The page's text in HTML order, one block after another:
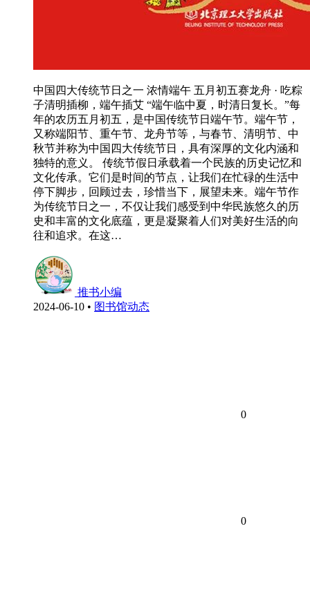
中国四大传统节日之一 浓情端午 五月初五赛龙舟 · 吃粽
子清明插柳，端午插艾 “端午临中夏，时清日复长。”每
年的农历五月初五，是中国传统节日端午节。端午节，
又称端阳节、重午节、龙舟节等，与春节、清明节、中
秋节并称为中国四大传统节日，具有深厚的文化内涵和
独特的意义。 传统节假日承载着一个民族的历史记忆和
文化传承。它们是时间的节点，让我们在忙碌的生活中
停下脚步，回顾过去，珍惜当下，展望未来。端午节作
为传统节日之一，不仅让我们感受到中华民族悠久的历
史和丰富的文化底蕴，更是凝聚着人们对美好生活的向
往和追求。在这…
推书小编
2024-06-10 • 图书馆动态
0
0